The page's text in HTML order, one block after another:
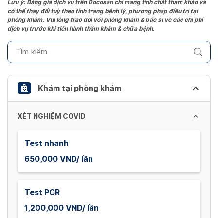
question
mark
to
keyboard
shortcuts
changing
Lưu ý: Bảng giá dịch vụ trên Docosan chỉ mang tính chất tham khảo và
có thể thay đổi tuỳ theo tình trạng bệnh lý, phương pháp điều trị tại
phòng khám. Vui lòng trao đổi với phòng khám & bác sĩ về các chi phí
dịch vụ trước khi tiến hành thăm khám & chữa bệnh.
Khám tại phòng khám
XÉT NGHIỆM COVID
Test nhanh
650,000 VND/ lần
Test PCR
1,200,000 VND/ lần